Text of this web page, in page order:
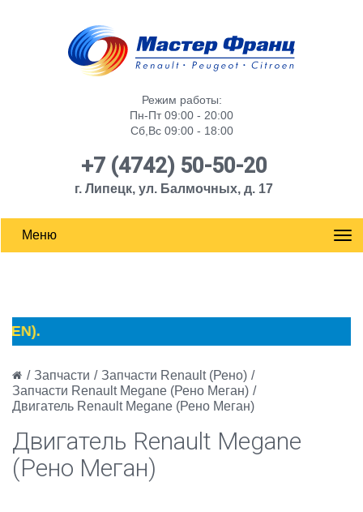
Режим работы:
Пн-Пт 09:00 - 20:00
Сб,Вс 09:00 - 18:00
+7 (4742) 50-50-20
г. Липецк, ул. Балмочных, д. 17
Меню
/ Запчасти / Запчасти Renault (Рено) /
Запчасти Renault Megane (Рено Меган) /
Двигатель Renault Megane (Рено Меган)
Двигатель Renault Megane
(Рено Меган)